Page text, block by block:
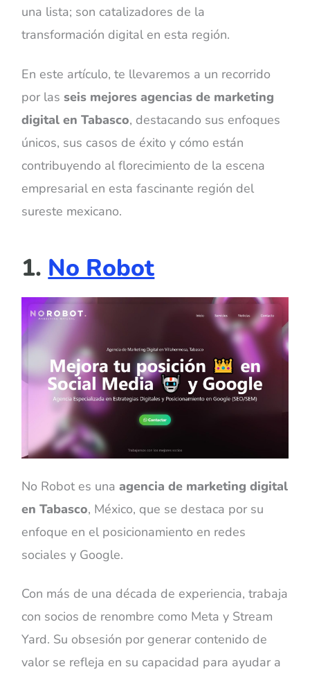
una lista; son catalizadores de la
transformación digital en esta región.
En este artículo, te llevaremos a un recorrido
por lasseis mejores agencias de marketing
digital en Tabasco, destacando sus enfoques
únicos, sus casos de éxito y cómo están
contribuyendo al florecimiento de la escena
empresarial en esta fascinante región del
sureste mexicano.
1. No Robot
No Robot es unaagencia de marketing digital
en Tabasco, México, que se destaca por su
enfoque en el posicionamiento en redes
sociales y Google.
Con más de una década de experiencia, trabaja
con socios de renombre como Meta y Stream
Yard. Su obsesión por generar contenido de
valor se refleja en su capacidad para ayudar a